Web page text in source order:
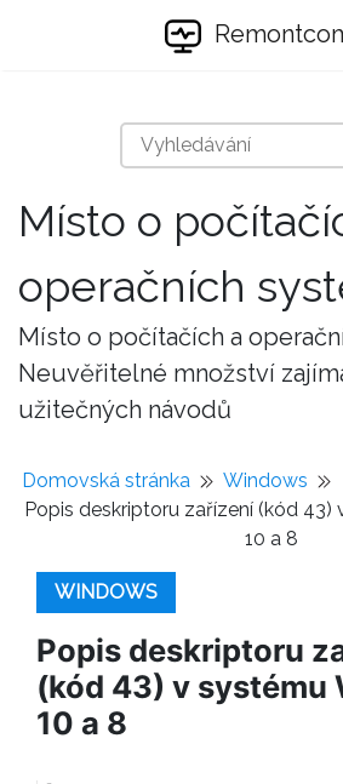
Místo o
operačních
Místo o počítačích a
Neuvěřitelné množství
užitečných návodů
Domovská stránka
Windows
Popis deskriptoru zařízení (kód 43)
10 a 8
WINDOWS
Popis deskriptoru
(kód 43) v systému
10 a 8